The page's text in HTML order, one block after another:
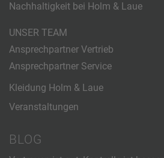
Nachhaltigkeit bei Holm & Laue
UNSER TEAM
Ansprechpartner Vertrieb
Ansprechpartner Service
Kleidung Holm & Laue
Veranstaltungen
BLOG